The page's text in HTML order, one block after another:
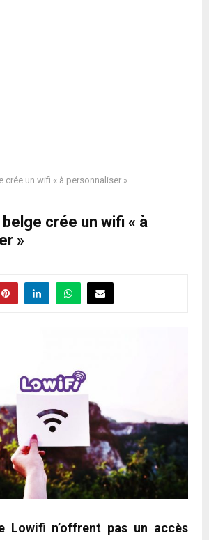
crée un wifi « à personnaliser »
crée un wifi « à
»
Lowifi n’offrent pas un accès